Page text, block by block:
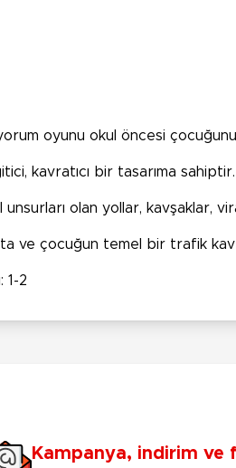
oyunu okul öncesi
kavratıcı bir tasarıma sahiptir.
unsurları olan yollar, kavşaklar,
ve çocuğun temel bir trafik
1-2
Kampanya, indirim ve